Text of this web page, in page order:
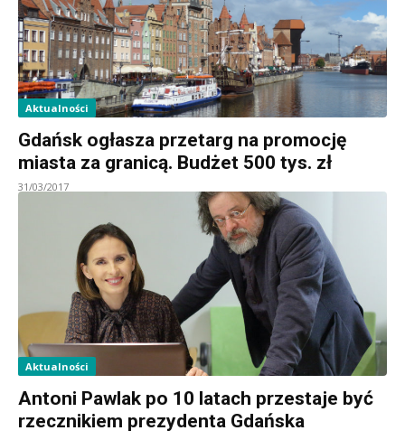
Aktualności
Gdańsk ogłasza przetarg na promocję
miasta za granicą. Budżet 500 tys. zł
31/03/2017
Aktualności
Antoni Pawlak po 10 latach przestaje być
rzecznikiem prezydenta Gdańska